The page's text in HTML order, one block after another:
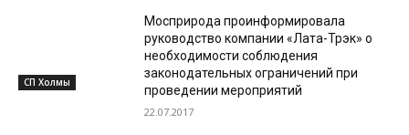
СП Холмы
Мосприрода проинформировала
руководство компании «Лата-Трэк» о
необходимости соблюдения
законодательных ограничений при
проведении мероприятий
22.07.2017